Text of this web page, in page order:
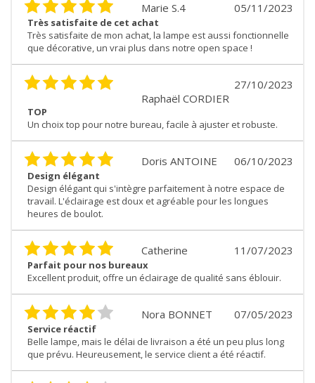
05/11/2023
Marie S.4
Très satisfaite de cet achat
Très satisfaite de mon achat, la lampe est aussi fonctionnelle
que décorative, un vrai plus dans notre open space !
27/10/2023
Raphaël CORDIER
TOP
Un choix top pour notre bureau, facile à ajuster et robuste.
06/10/2023
Doris ANTOINE
Design élégant
Design élégant qui s'intègre parfaitement à notre espace de
travail. L'éclairage est doux et agréable pour les longues
heures de boulot.
11/07/2023
Catherine
Parfait pour nos bureaux
Excellent produit, offre un éclairage de qualité sans éblouir.
07/05/2023
Nora BONNET
Service réactif
Belle lampe, mais le délai de livraison a été un peu plus long
que prévu. Heureusement, le service client a été réactif.